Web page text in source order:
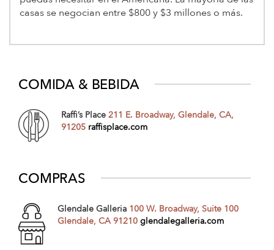
casas se negocian entre $800 y $3 millones o más.
COMIDA & BEBIDA
Raffi’s Place 211 E. Broadway, Glendale, CA,
91205 raffisplace.com
COMPRAS
Glendale Galleria 100 W. Broadway, Suite 100
Glendale, CA 91210 glendalegalleria.com